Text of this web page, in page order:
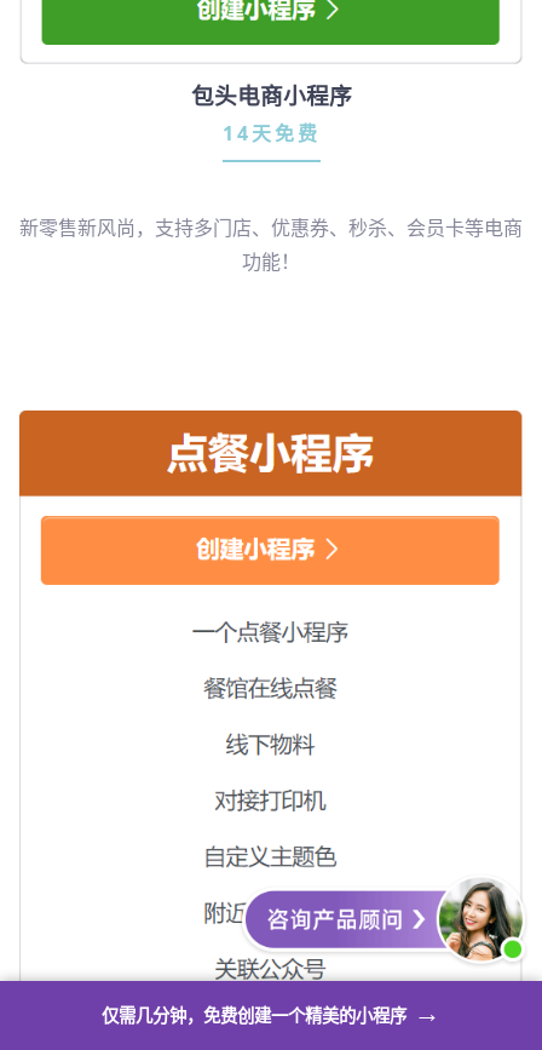
仅需几分钟，免费创建一个精美的小程序→
包头电商小程序
14天免费
新零售新风尚，支持多门店、优惠券、秒杀、会员卡等电商
功能！